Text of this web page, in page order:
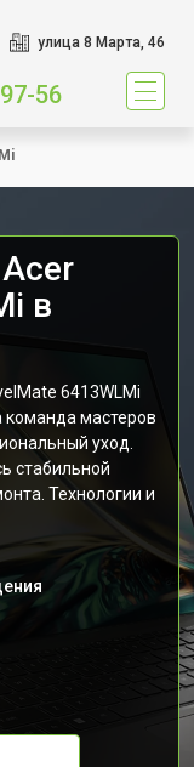
улица 8 Марта, 46
56
в
6413WLMi
команда мастеров
уход.
стабильной
Технологии и